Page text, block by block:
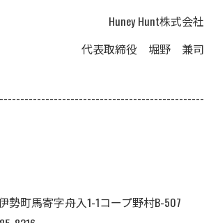
Huney Hunt株式会社
代表取締役 堀野 兼司
勢町馬寄字舟入1-1コープ野村B-507